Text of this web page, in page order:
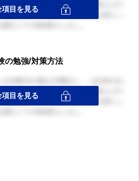
の勉強/対策方法